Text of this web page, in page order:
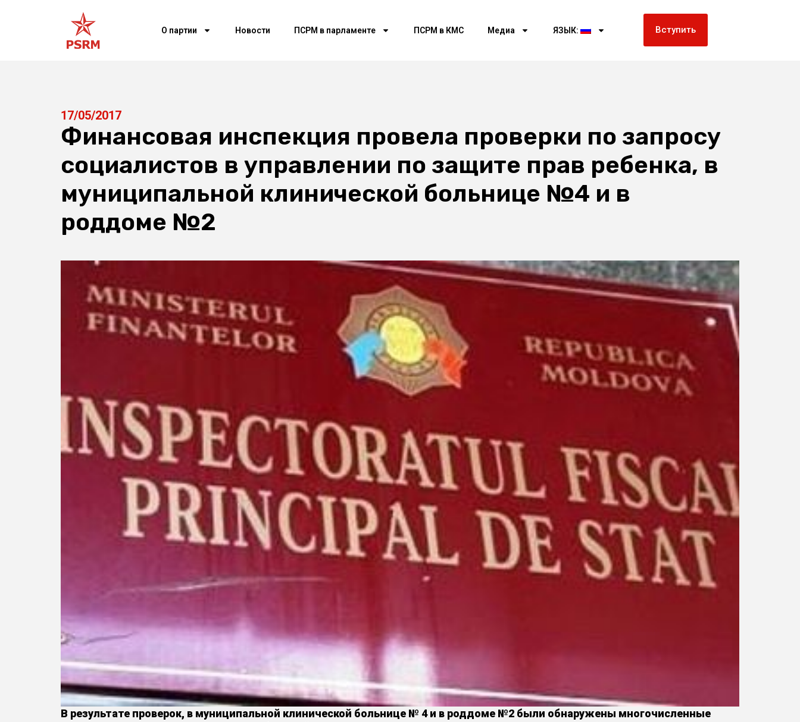
О партии Новости ПСРМ в парламенте ПСРМ в КМС Медиа ЯЗЫК: Вступить
17/05/2017
Финансовая инспекция провела проверки по запросу
социалистов в управлении по защите прав ребенка, в
муниципальной клинической больнице №4 и в
роддоме №2
В результате проверок, в муниципальной клинической больнице № 4 и в роддоме №2 были обнаружены многочисленные